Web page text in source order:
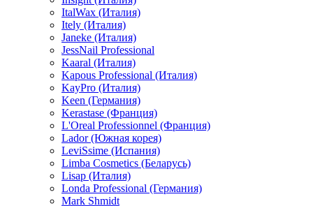
ItalWax (Италия)
Itely (Италия)
Janeke (Италия)
JessNail Professional
Kaaral (Италия)
Kapous Professional (Италия)
KayPro (Италия)
Keen (Германия)
Kerastase (Франция)
L'Oreal Professionnel (Франция)
Lador (Южная корея)
LeviSsime (Испания)
Limba Cosmetics (Беларусь)
Lisap (Италия)
Londa Professional (Германия)
Mark Shmidt